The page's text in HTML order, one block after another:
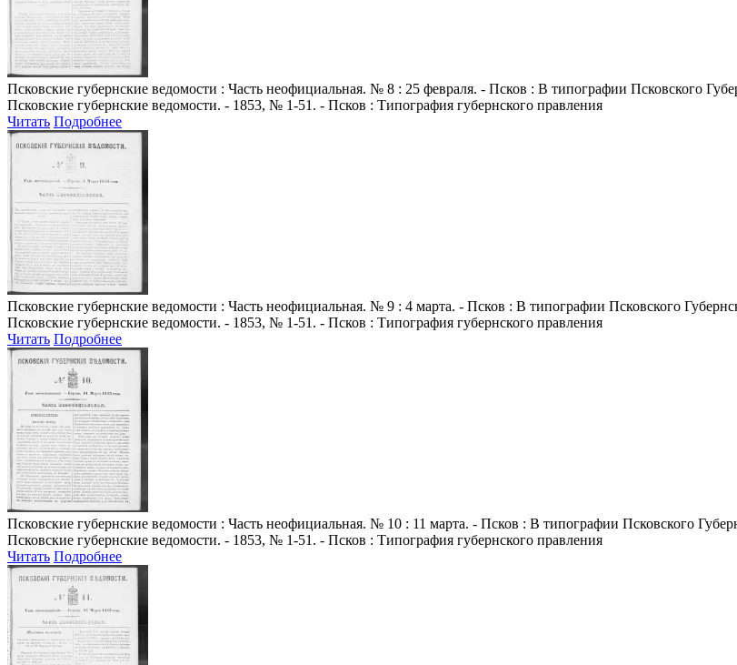
Псковские губернские ведомости : Часть неофициальная. № 8 : 25 февраля. - Псков : В типографии Псковского
Псковские губернские ведомости. - 1853, № 1-51. - Псков : Типография губернского правления
Читать Подробнее
Псковские губернские ведомости : Часть неофициальная. № 9 : 4 марта. - Псков : В типографии Псковского
Псковские губернские ведомости. - 1853, № 1-51. - Псков : Типография губернского правления
Читать Подробнее
Псковские губернские ведомости : Часть неофициальная. № 10 : 11 марта. - Псков : В типографии Псковского
Псковские губернские ведомости. - 1853, № 1-51. - Псков : Типография губернского правления
Читать Подробнее